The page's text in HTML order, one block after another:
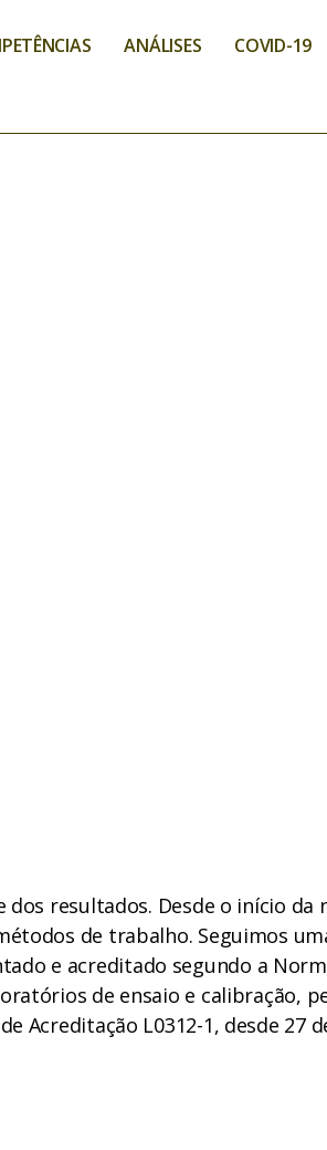
ANÁLISES COVID-19
resultados. Desde o início da
de trabalho. Seguimos
e acreditado segundo a
de ensaio e calibração,
Acreditação L0312-1, desde 27